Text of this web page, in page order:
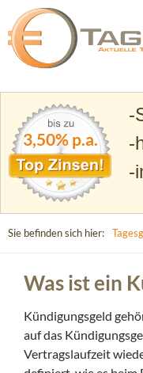
Tagesgeld.info –
3,50% p.a.
Sie befinden sich hier:
Was ist ein
Kündigungsgeld
auf das
Vertragslaufzeit